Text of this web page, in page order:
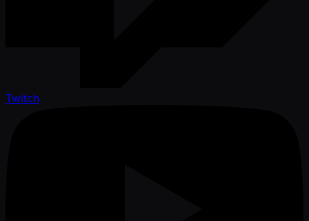
Twitch